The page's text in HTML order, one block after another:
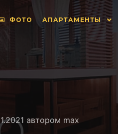
ФОТО АПАРТАМЕНТЫ
автором max